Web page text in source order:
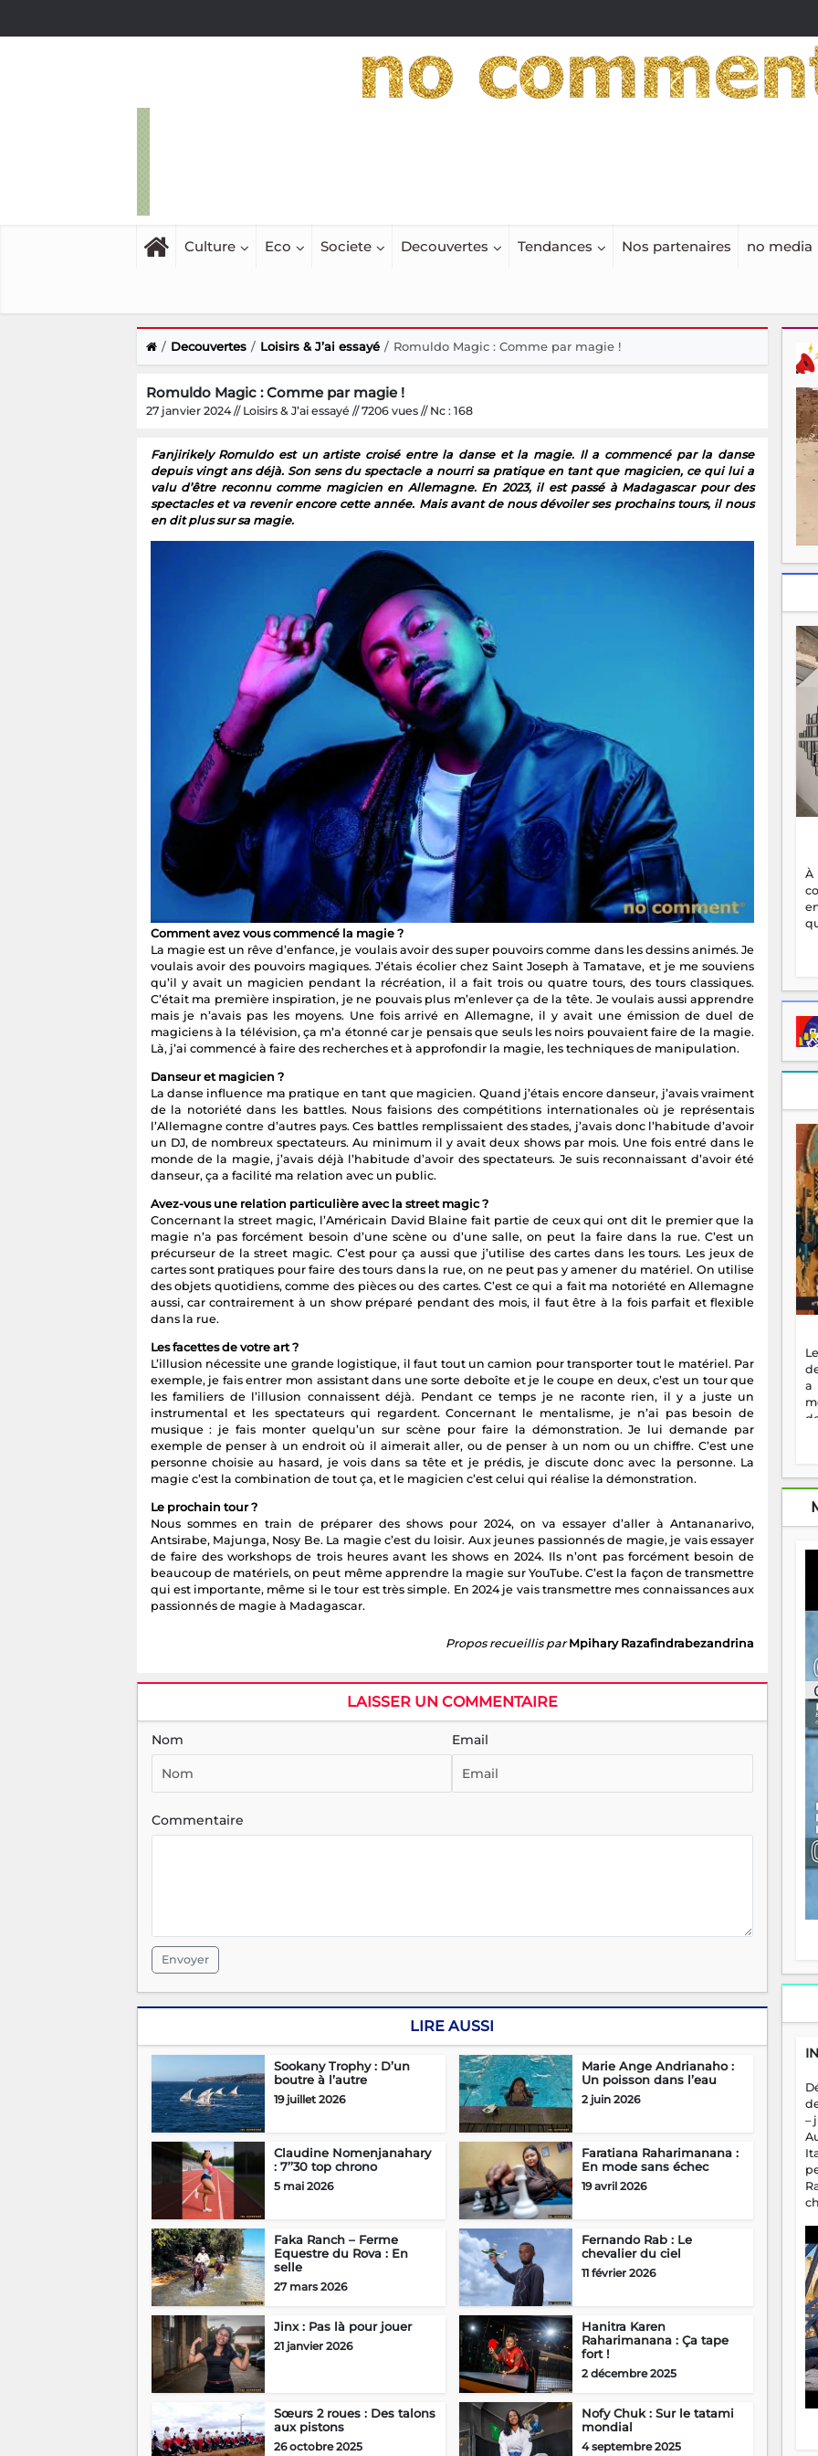
Culture Eco Societe Decouvertes Tendances Nos partenaires no media
Decouvertes Loisirs & J’ai essayé Romuldo Magic : Comme par magie !
Romuldo Magic : Comme par magie !
27 janvier 2024 // Loisirs & J’ai essayé // 7206 vues // Nc : 168
Fanjirikely Romuldo est un artiste croisé entre la danse et la magie. Il a commencé par la danse
depuis vingt ans déjà. Son sens du spectacle a nourri sa pratique en tant que magicien, ce qui lui a
valu d’être reconnu comme magicien en Allemagne. En 2023, il est passé à Madagascar pour des
spectacles et va revenir encore cette année. Mais avant de nous dévoiler ses prochains tours, il nous
en dit plus sur sa magie.
Comment avez vous commencé la magie ?
La magie est un rêve d’enfance, je voulais avoir des super pouvoirs comme dans les dessins animés. Je
voulais avoir des pouvoirs magiques. J’étais écolier chez Saint Joseph à Tamatave, et je me souviens
qu’il y avait un magicien pendant la récréation, il a fait trois ou quatre tours, des tours classiques.
C’était ma première inspiration, je ne pouvais plus m’enlever ça de la tête. Je voulais aussi apprendre
mais je n’avais pas les moyens. Une fois arrivé en Allemagne, il y avait une émission de duel de
magiciens à la télévision, ça m’a étonné car je pensais que seuls les noirs pouvaient faire de la magie.
Là, j’ai commencé à faire des recherches et à approfondir la magie, les techniques de manipulation.
Danseur et magicien ?
La danse influence ma pratique en tant que magicien. Quand j’étais encore danseur, j’avais vraiment
de la notoriété dans les battles. Nous faisions des compétitions internationales où je représentais
l’Allemagne contre d’autres pays. Ces battles remplissaient des stades, j’avais donc l’habitude d’avoir
un DJ, de nombreux spectateurs. Au minimum il y avait deux shows par mois. Une fois entré dans le
monde de la magie, j’avais déjà l’habitude d’avoir des spectateurs. Je suis reconnaissant d’avoir été
danseur, ça a facilité ma relation avec un public.
Avez-vous une relation particulière avec la street magic ?
Concernant la street magic, l’Américain David Blaine fait partie de ceux qui ont dit le premier que la
magie n’a pas forcément besoin d’une scène ou d’une salle, on peut la faire dans la rue. C’est un
précurseur de la street magic. C’est pour ça aussi que j’utilise des cartes dans les tours. Les jeux de
cartes sont pratiques pour faire des tours dans la rue, on ne peut pas y amener du matériel. On utilise
des objets quotidiens, comme des pièces ou des cartes. C’est ce qui a fait ma notoriété en Allemagne
aussi, car contrairement à un show préparé pendant des mois, il faut être à la fois parfait et flexible
dans la rue.
Les facettes de votre art ?
L’illusion nécessite une grande logistique, il faut tout un camion pour transporter tout le matériel. Par
exemple, je fais entrer mon assistant dans une sorte deboîte et je le coupe en deux, c’est un tour que
les familiers de l’illusion connaissent déjà. Pendant ce temps je ne raconte rien, il y a juste un
instrumental et les spectateurs qui regardent. Concernant le mentalisme, je n’ai pas besoin de
musique : je fais monter quelqu’un sur scène pour faire la démonstration. Je lui demande par
exemple de penser à un endroit où il aimerait aller, ou de penser à un nom ou un chiffre. C’est une
personne choisie au hasard, je vois dans sa tête et je prédis, je discute donc avec la personne. La
magie c’est la combination de tout ça, et le magicien c’est celui qui réalise la démonstration.
Le prochain tour ?
Nous sommes en train de préparer des shows pour 2024, on va essayer d’aller à Antananarivo,
Antsirabe, Majunga, Nosy Be. La magie c’est du loisir. Aux jeunes passionnés de magie, je vais essayer
de faire des workshops de trois heures avant les shows en 2024. Ils n’ont pas forcément besoin de
beaucoup de matériels, on peut même apprendre la magie sur YouTube. C’est la façon de transmettre
qui est importante, même si le tour est très simple. En 2024 je vais transmettre mes connaissances aux
passionnés de magie à Madagascar.
Propos recueillis par Mpihary Razafindrabezandrina
LAISSER UN COMMENTAIRE
Nom Email
Commentaire
Envoyer
LIRE AUSSI
Sookany Trophy : D’un
boutre à l’autre
19 juillet 2026
Marie Ange Andrianaho :
Un poisson dans l’eau
2 juin 2026
Claudine Nomenjanahary
: 7’’30 top chrono
5 mai 2026
Faratiana Raharimanana :
En mode sans échec
19 avril 2026
Faka Ranch – Ferme
Equestre du Rova : En
selle
27 mars 2026
Fernando Rab : Le
chevalier du ciel
11 février 2026
Jinx : Pas là pour jouer
21 janvier 2026
Hanitra Karen
Raharimanana : Ça tape
fort !
2 décembre 2025
Sœurs 2 roues : Des talons
aux pistons
26 octobre 2025
Nofy Chuk : Sur le tatami
mondial
4 septembre 2025
a
–